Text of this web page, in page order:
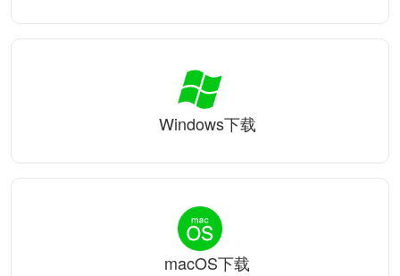
Windows下载
macOS下载